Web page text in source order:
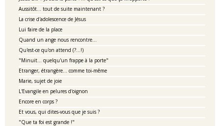
Aussitôt... tout de suite maintenant ?
La crise d'adolescence de Jésus
Lui faire de la place
Quand un ange nous rencontre...
Qu'est-ce qu'on attend (?...!)
"Minuit... quelqu'un frappe à la porte"
Etranger, étrangère... comme toi-même
Marie, sujet de joie
L'Evangile en pelures d'oignon
Encore en corps ?
Et vous, qui dites-vous que je suis ?
"Que ta foi est grande !"